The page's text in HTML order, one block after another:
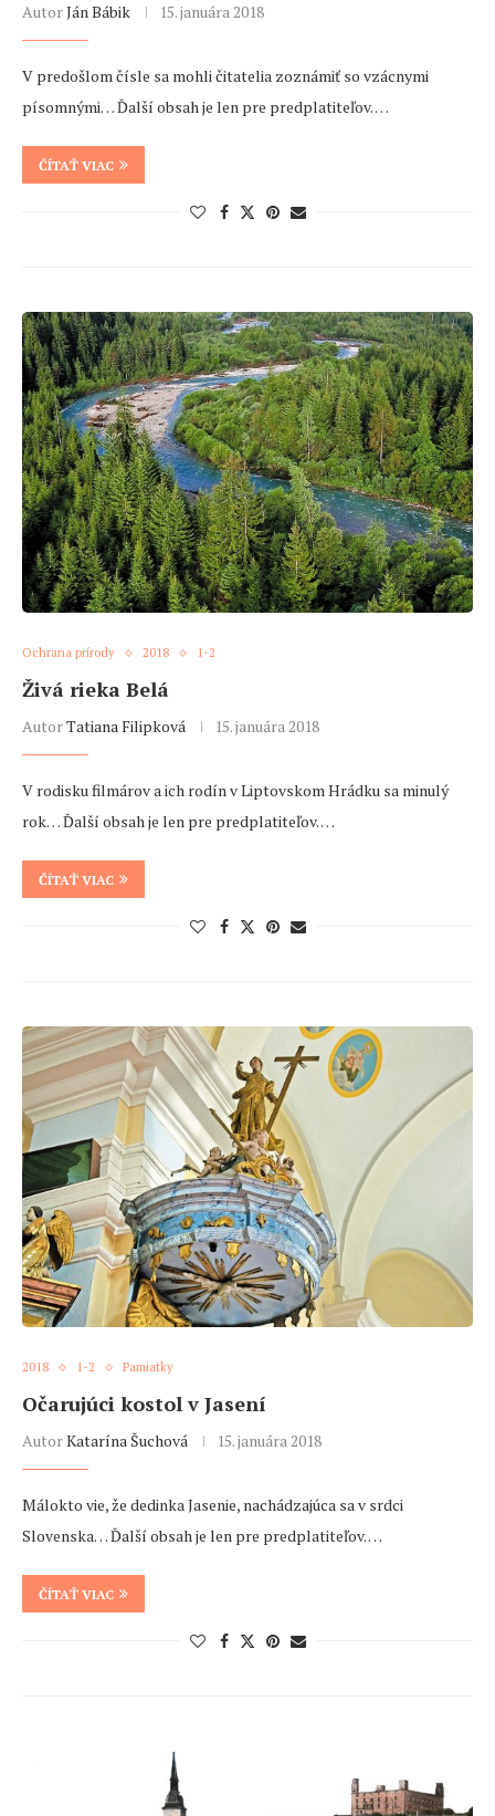
AutorJán Bábik 15. januára 2018
V predošlom čísle sa mohli čitatelia zoznámiť so vzácnymi
písomnými… Ďalší obsah je len pre predplatiteľov. …
ČÍTAŤ VIAC
Ochrana prírody 2018 1-2
Živá rieka Belá
AutorTatiana Filipková 15. januára 2018
V rodisku filmárov a ich rodín v Liptovskom Hrádku sa minulý
rok… Ďalší obsah je len pre predplatiteľov. …
ČÍTAŤ VIAC
2018 1-2 Pamiatky
Očarujúci kostol v Jasení
AutorKatarína Šuchová 15. januára 2018
Málokto vie, že dedinka Jasenie, nachádzajúca sa v srdci
Slovenska… Ďalší obsah je len pre predplatiteľov. …
ČÍTAŤ VIAC